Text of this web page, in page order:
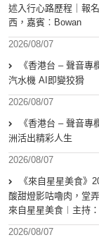
述入行心路歷程｜報
西，嘉賓︰Bowan
2026/08/07
《香港台 – 聲音
汽水機 AI即變狡猾
2026/08/07
《香港台 – 聲音
洲活出精彩人生
2026/08/07
《來自星星美食》
酸甜燈影咕嚕肉，堂
來自星星美食︱主持
2026/08/07